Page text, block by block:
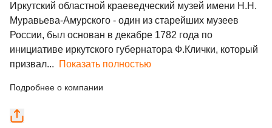
Иркутский областной краеведческий музей имени Н.Н.
Муравьева-Амурского - один из старейших музеев
России, был основан в декабре 1782 года по
инициативе иркутского губернатора Ф.Клички, который
призвал... Показать полностью
Подробнее о компании